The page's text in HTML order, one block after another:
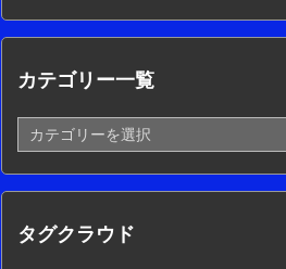
カテゴリー一覧
カ
テ
ゴ
リ
一
タグクラウド